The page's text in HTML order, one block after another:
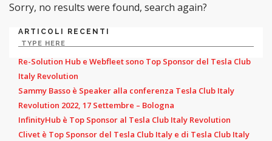
Sorry, no results were found, search again?
ARTICOLI RECENTI
Re-Solution Hub e Webfleet sono Top Sponsor del Tesla Club
Italy Revolution
Sammy Basso è Speaker alla conferenza Tesla Club Italy
Revolution 2022, 17 Settembre – Bologna
InfinityHub è Top Sponsor al Tesla Club Italy Revolution
Clivet è Top Sponsor del Tesla Club Italy e di Tesla Club Italy